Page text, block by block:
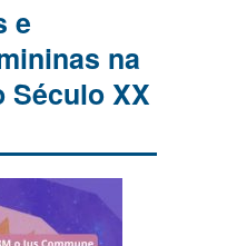
e
na
XX